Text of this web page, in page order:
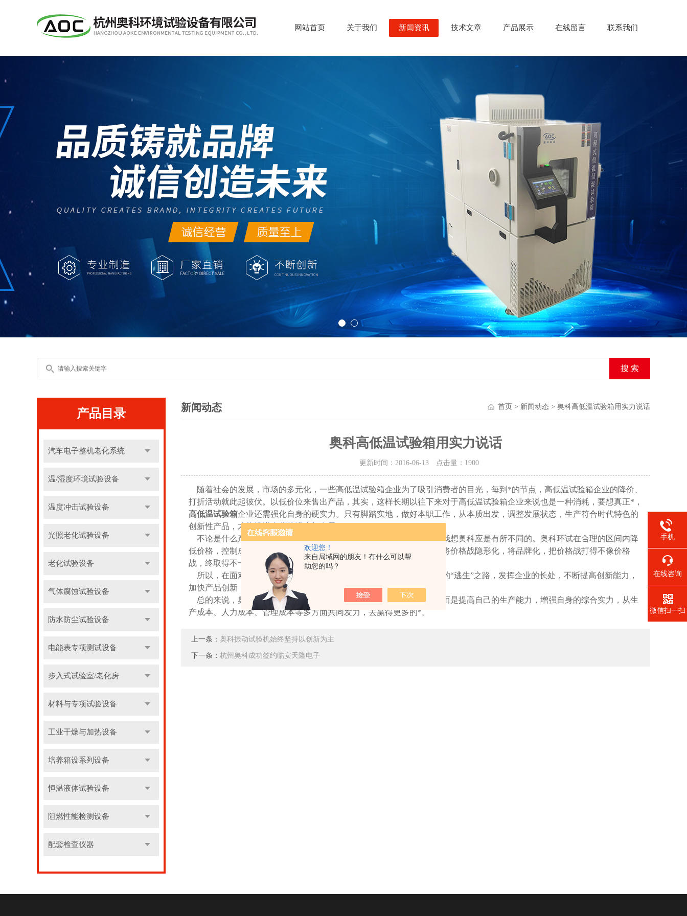
欢迎您！
来自局域网的朋友！有什么可以帮
助您的吗？
网站首页 关于我们 新闻资讯 技术文章 产品展示 在线留言 联系我们
产品目录
汽车电子整机老化系统
温/湿度环境试验设备
温度冲击试验设备
光照老化试验设备
老化试验设备
气体腐蚀试验设备
防水防尘试验设备
电能表专项测试设备
步入式试验室/老化房
材料与专项试验设备
工业干燥与加热设备
培养箱设系列设备
恒温液体试验设备
阻燃性能检测设备
配套检查仪器
新闻动态 首页 > 新闻动态 > 奥科高低温试验箱用实力说话
奥科高低温试验箱用实力说话
更新时间：2016-06-13 点击量： 1900
随着社会的发展，市场的多元化，一些高低温试验箱企业为了吸引消费者的目光，每到*的节点，高低温试验箱企业的降价、
打折活动就此起彼伏。以低价位来售出产品，其实，这样长期以往下来对于高低温试验箱企业来说也是一种消耗，要想真正*，
高低温试验箱企业还需强化自身的硬实力。只有脚踏实地，做好本职工作，从本质出发，调整发展状态，生产符合时代特色的
创新性产品，才能推进企业的进步与发展。
不论是什么产品都会打价格战，那么我们应当怎样正确的来对待呢？我想奥科应是有所不同的。奥科环试在合理的区间内降
低价格，控制成本，不盲目的攀比，不无底线的减少成本和销售价格。将价格战隐形化，将品牌化，把价格战打得不像价格
战，终取得不一样的销售效果。
所以，在面对如今紧张的市场，奥科环试将静下心来，寻找属于企业的“逃生”之路，发挥企业的长处，不断提高创新能力，
加快产品创新，增加品牌的含金量，用硬实力说话。
总的来说，奥科高低温试验箱
不是仅仅拨弄价格，在价格上做文章，而是提高自己的生产能力，增强自身的综合实力，从生
产成本、人力成本、管理成本等多方面共同发力，去赢得更多的*。
上一条： 奥科振动试验机始终坚持以创新为主
下一条： 杭州奥科成功签约临安天隆电子
手机
在线咨询
微信扫一扫